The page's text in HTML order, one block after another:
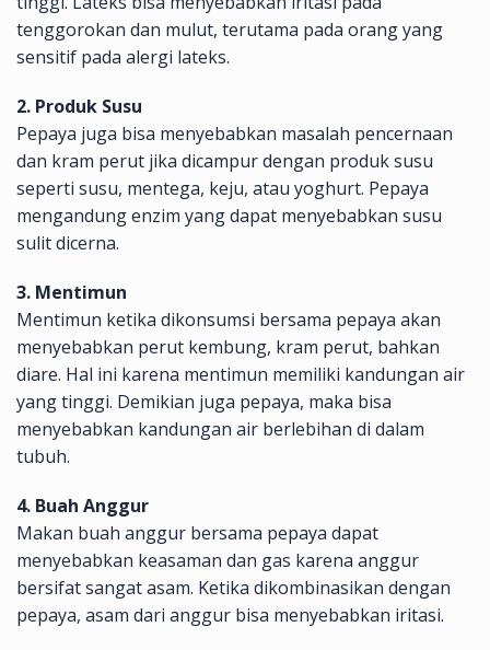
tenggorokan dan mulut, terutama pada orang yang
sensitif pada alergi lateks.
2. Produk Susu
Pepaya juga bisa menyebabkan masalah pencernaan
dan kram perut jika dicampur dengan produk susu
seperti susu, mentega, keju, atau yoghurt. Pepaya
mengandung enzim yang dapat menyebabkan susu
sulit dicerna.
3. Mentimun
Mentimun ketika dikonsumsi bersama pepaya akan
menyebabkan perut kembung, kram perut, bahkan
diare. Hal ini karena mentimun memiliki kandungan air
yang tinggi. Demikian juga pepaya, maka bisa
menyebabkan kandungan air berlebihan di dalam
tubuh.
4. Buah Anggur
Makan buah anggur bersama pepaya dapat
menyebabkan keasaman dan gas karena anggur
bersifat sangat asam. Ketika dikombinasikan dengan
pepaya, asam dari anggur bisa menyebabkan iritasi.